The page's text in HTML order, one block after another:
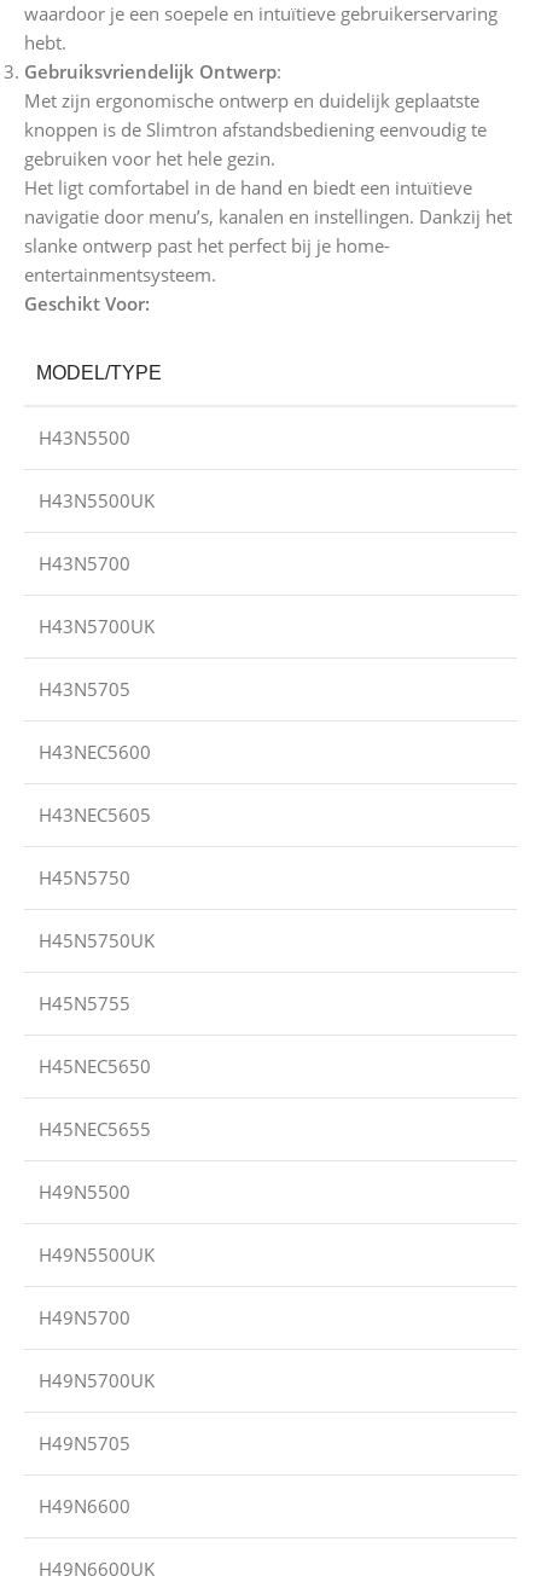
waardoor je een soepele en intuïtieve gebruikerservaring
hebt.
Gebruiksvriendelijk Ontwerp:
Met zijn ergonomische ontwerp en duidelijk geplaatste
knoppen is de Slimtron afstandsbediening eenvoudig te
gebruiken voor het hele gezin.
Het ligt comfortabel in de hand en biedt een intuïtieve
navigatie door menu’s, kanalen en instellingen. Dankzij het
slanke ontwerp past het perfect bij je home-
entertainmentsysteem.
Geschikt Voor:
MODEL/TYPE
H43N5500
H43N5500UK
H43N5700
H43N5700UK
H43N5705
H43NEC5600
H43NEC5605
H45N5750
H45N5750UK
H45N5755
H45NEC5650
H45NEC5655
H49N5500
H49N5500UK
H49N5700
H49N5700UK
H49N5705
H49N6600
H49N6600UK